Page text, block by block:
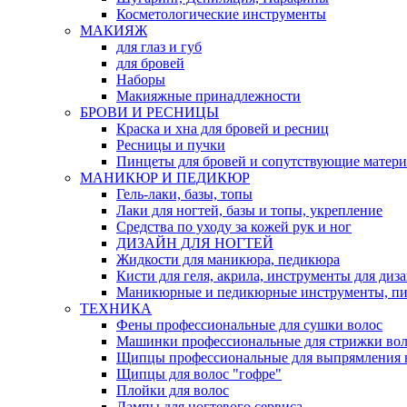
Косметологические инструменты
МАКИЯЖ
для глаз и губ
для бровей
Наборы
Макияжные принадлежности
БРОВИ И РЕСНИЦЫ
Краска и хна для бровей и ресниц
Ресницы и пучки
Пинцеты для бровей и сопутствующие
МАНИКЮР И ПЕДИКЮР
Гель-лаки, базы, топы
Лаки для ногтей, базы и топы, укрепление
Средства по уходу за кожей рук и ног
ДИЗАЙН ДЛЯ НОГТЕЙ
Жидкости для маникюра, педикюра
Кисти для геля, акрила, инструменты для
Маникюрные и педикюрные инструменты,
ТЕХНИКА
Фены профессиональные для сушки волос
Машинки профессиональные для стрижки
Щипцы профессиональные для выпрямления
Щипцы для волос "гофре"
Плойки для волос